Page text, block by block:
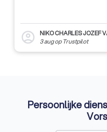
account_circle
NIKO CHARLES JOZEF
3 augop Trustpilot
Persoonlijke